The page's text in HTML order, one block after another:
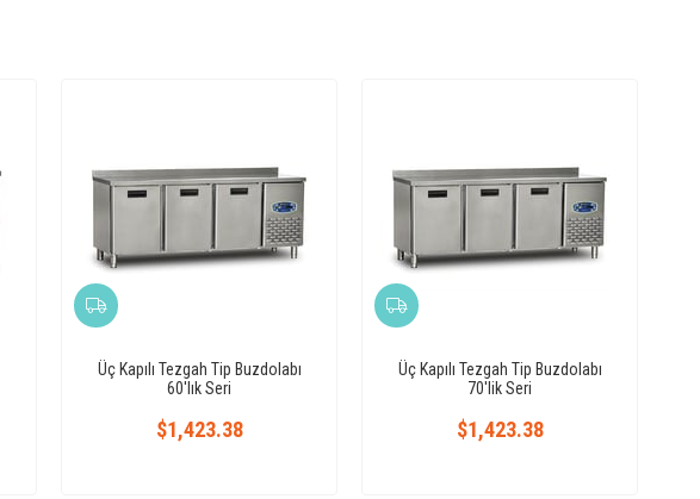
Üç Kapılı Tezgah Tip Buzdolabı
60'lık Seri
$1,423.38
Üç Kapılı Tezgah Tip Buzdolabı
70'lik Seri
$1,423.38